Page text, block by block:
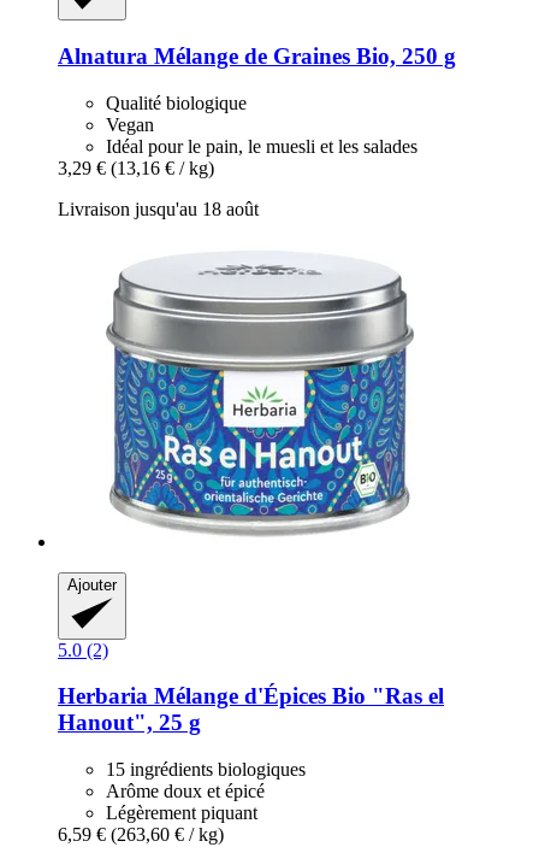
Alnatura Mélange de Graines Bio, 250 g
Qualité biologique
Vegan
Idéal pour le pain, le muesli et les salades
3,29 € (13,16 € / kg)
Livraison jusqu'au 18 août
Ajouter
5.0 (2)
Herbaria Mélange d'Épices Bio "Ras el
Hanout", 25 g
15 ingrédients biologiques
Arôme doux et épicé
Légèrement piquant
6,59 € (263,60 € / kg)